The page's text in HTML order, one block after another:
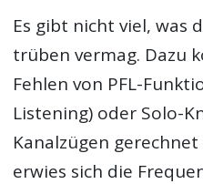
Es gibt nicht viel, was
trüben vermag. Dazu
Fehlen von PFL-
Listening) oder Solo-
Kanalzügen
erwies sich die